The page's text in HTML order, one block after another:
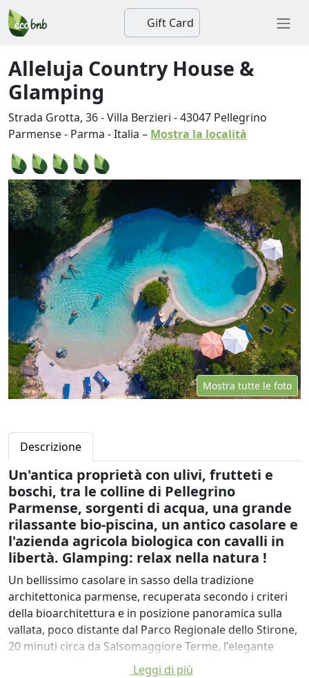
Gift Card
Alleluja Country House &
Glamping
Strada Grotta, 36 - Villa Berzieri -43047 Pellegrino
Parmense- Parma -Italia – Mostra la località
Mostra tutte le foto
Descrizione
Un'antica proprietà con ulivi, frutteti e
boschi, tra le colline di Pellegrino
Parmense, sorgenti di acqua, una grande
rilassante bio-piscina, un antico casolare e
l'azienda agricola biologica con cavalli in
libertà. Glamping: relax nella natura !
Un bellissimo casolare in sasso della tradizione
architettonica parmense, recuperata secondo i criteri
della bioarchitettura e in posizione panoramica sulla
vallata, poco distante dal Parco Regionale dello Stirone,
20 minuti circa da Salsomaggiore Terme, l'elegante
cittadina del Benessere in provincia di Parma.
Leggi di più